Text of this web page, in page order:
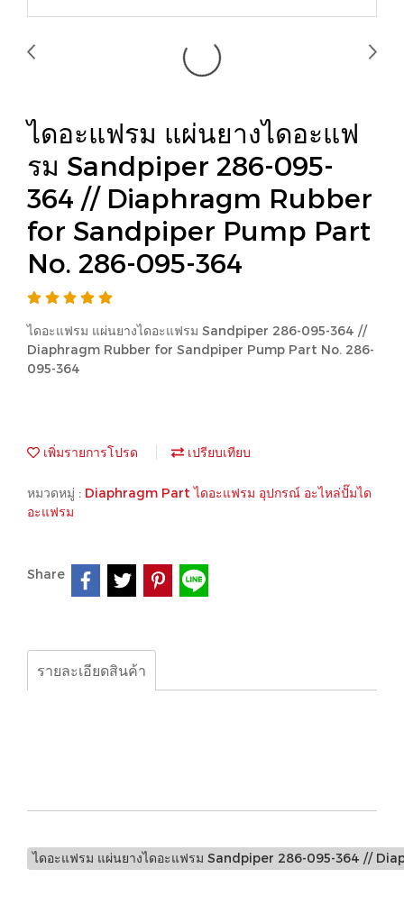
ไดอะแฟรม แผ่นยางไดอะแฟ
รม Sandpiper 286-095-
364 // Diaphragm Rubber
for Sandpiper Pump Part
No. 286-095-364
ไดอะแฟรม แผ่นยางไดอะแฟรม Sandpiper 286-095-364 //
Diaphragm Rubber for Sandpiper Pump Part No. 286-
095-364
เพิ่มรายการโปรด เปรียบเทียบ
หมวดหมู่ : Diaphragm Part ไดอะแฟรม อุปกรณ์ อะไหล่ปั๊มได
อะแฟรม
Share
รายละเอียดสินค้า
ไดอะแฟรม แผ่นยางไดอะแฟรม Sandpiper 286-095-364 //